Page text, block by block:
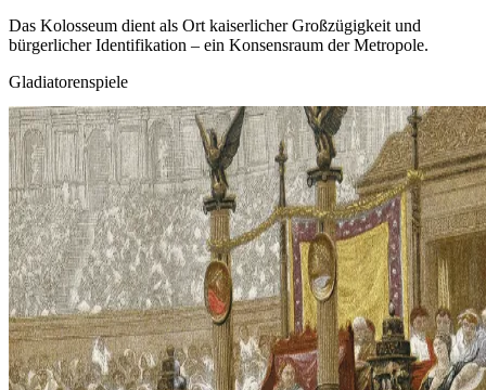
Das Kolosseum dient als Ort kaiserlicher Großzügigkeit und
bürgerlicher Identifikation – ein Konsensraum der Metropole.
Gladiatorenspiele